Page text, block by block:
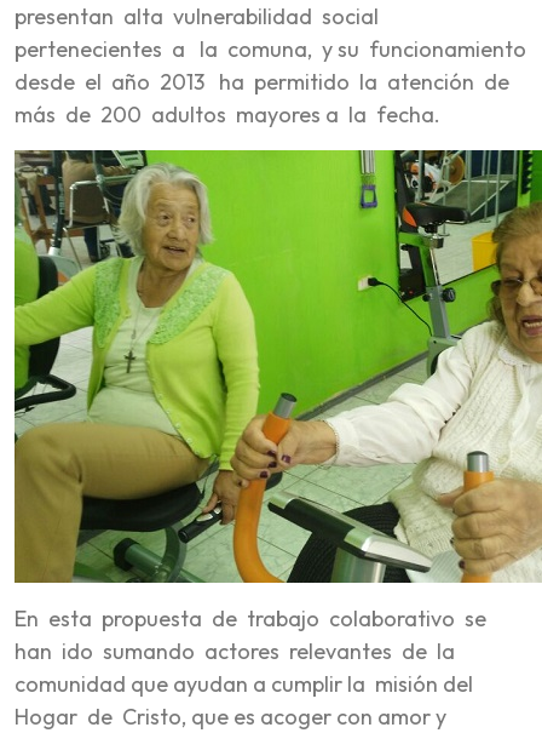
presentan alta vulnerabilidad social
pertenecientes a la comuna, y su funcionamiento
desde el año 2013 ha permitido la atención de
más de 200 adultos mayores a la fecha.
En esta propuesta de trabajo colaborativo se
han ido sumando actores relevantes de la
comunidad que ayudan a cumplir la misión del
Hogar de Cristo, que es acoger con amor y